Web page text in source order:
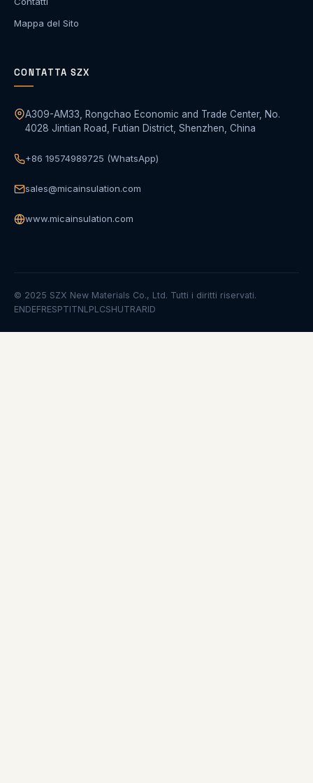
Mappa del Sito
CONTATTA SZX
A309-AM33, Rongchao Economic and Trade Center, No.
4028 Jintian Road, Futian District, Shenzhen, China
+86 19574989725 (WhatsApp)
sales@micainsulation.com
www.micainsulation.com
© 2025 SZX New Materials Co., Ltd. Tutti i diritti riservati.
ENDEFRESPTITNL PL CSHUTRARID